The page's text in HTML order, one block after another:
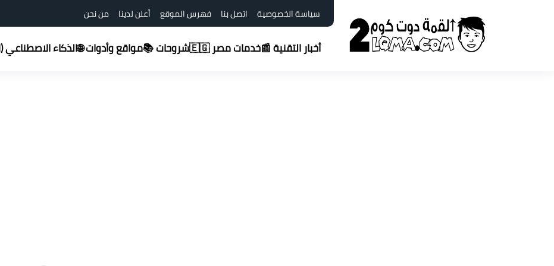
سياسة الخصوصية اتصل بنا فهرس الموقع أعلن لدينا من نحن
أخبار التقنية 📰خدمات مصر 🇪🇬 شروحات 📚مواقع وأدوات 🌐الذكاء الاصطناعي (AI) 🤖